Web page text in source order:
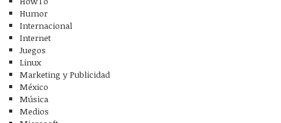
Humor
Internacional
Internet
Juegos
Linux
Marketing y Publicidad
México
Música
Medios